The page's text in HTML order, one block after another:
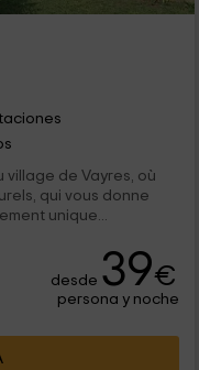
village de Vayres, où
qui vous donne
unique...
desde 39€
persona y noche